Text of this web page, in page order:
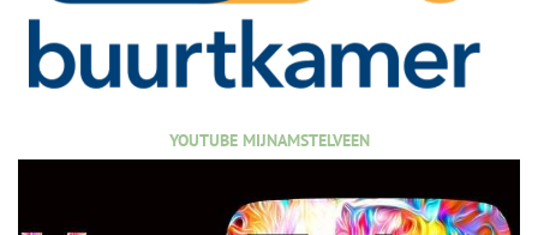
YOUTUBE MIJNAMSTELVEEN